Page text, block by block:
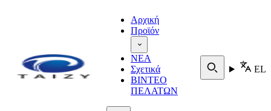
Αρχική
Προϊόν
ΝΕΑ
Σχετικά
ΒΙΝΤΕΟ
ΠΕΛΑΤΩΝ
EL